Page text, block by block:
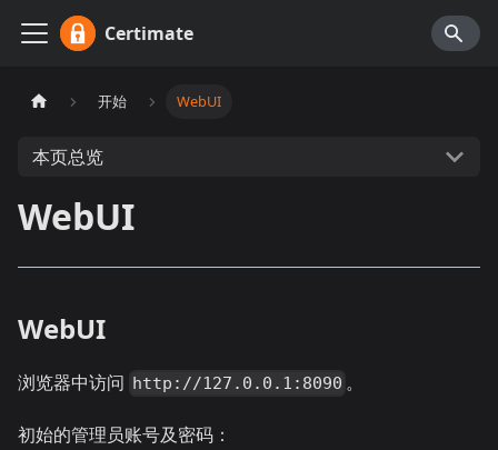
Certimate
开始 WebUI
本页总览
WebUI
WebUI
浏览器中访问 http://127.0.0.1:8090 。
初始的管理员账号及密码：